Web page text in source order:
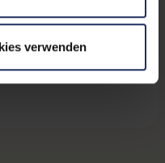
verwenden
benutzt